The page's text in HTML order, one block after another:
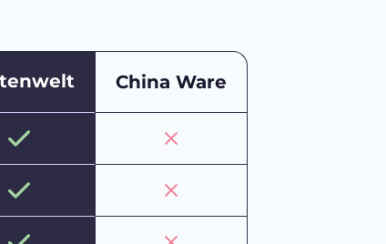
China Ware